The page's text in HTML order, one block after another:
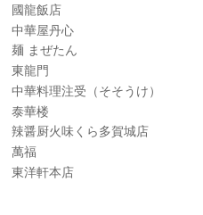
國龍飯店
中華屋丹心
麺 まぜたん
東龍門
中華料理注受（そそうけ）
泰華楼
辣醤厨火味くら多賀城店
萬福
東洋軒本店